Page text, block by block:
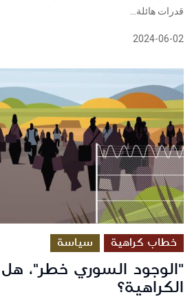
قدرات هائلة...
2024-06-02
خطاب كراهية سياسة
"الوجود السوري خطر"،
الكراهية؟